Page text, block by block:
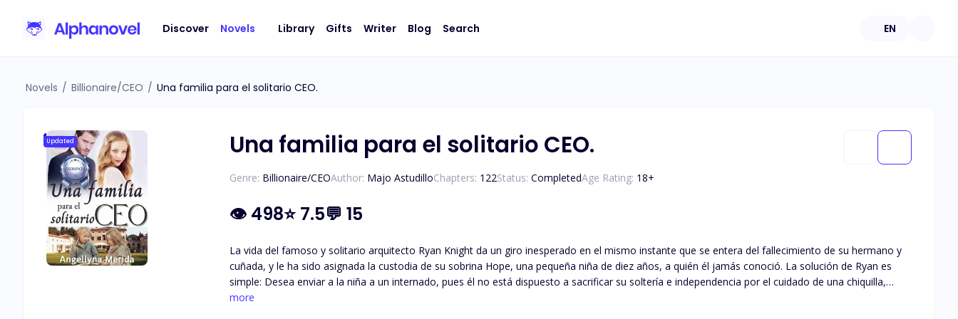
Discover Novels Library Gifts Writer Blog Search EN
Novels / Billionaire/CEO / Una familia para el solitario CEO.
Updated Una familia para el solitario CEO.
Genre: Billionaire/CEOAuthor: Majo AstudilloChapters: 122Status: CompletedAge Rating: 18+
👁 498⭐7.5💬 15
La vida del famoso y solitario arquitecto Ryan Knight da un giro inesperado en el mismo instante que se entera del fallecimiento de su hermano y
cuñada, y le ha sido asignada la custodia de su sobrina Hope, una pequeña niña de diez años, a quién él jamás conoció. La solución de Ryan es
simple: Desea enviar a la niña a un internado, pues él no está dispuesto a sacrificar su soltería e independencia por el cuidado de una chiquilla,
quién le recuerda a cada instante el engaño de su exnovia Paige, quién lo dejó con el corazón roto por preferir a su hermano mayor Roger. Sin
more